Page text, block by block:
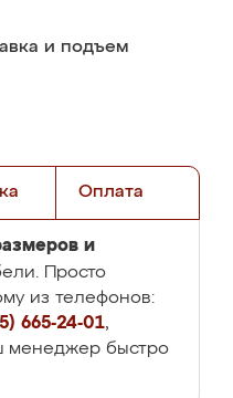
и подъем
Оплата
и
Просто
из телефонов:
665-24-01,
менеджер быстро